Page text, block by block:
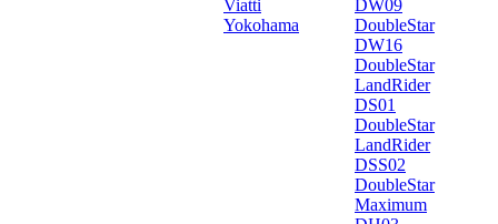
Viatti
Yokohama
DW09
DoubleStar
DW16
DoubleStar
LandRider
DS01
DoubleStar
LandRider
DSS02
DoubleStar
Maximum